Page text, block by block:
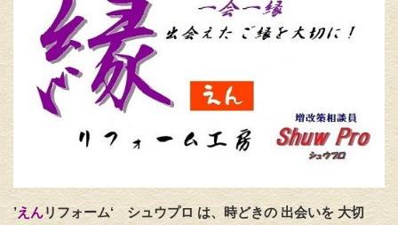
’えんリフォーム‘ シュウプロ は、時どきの 出会いを 大切